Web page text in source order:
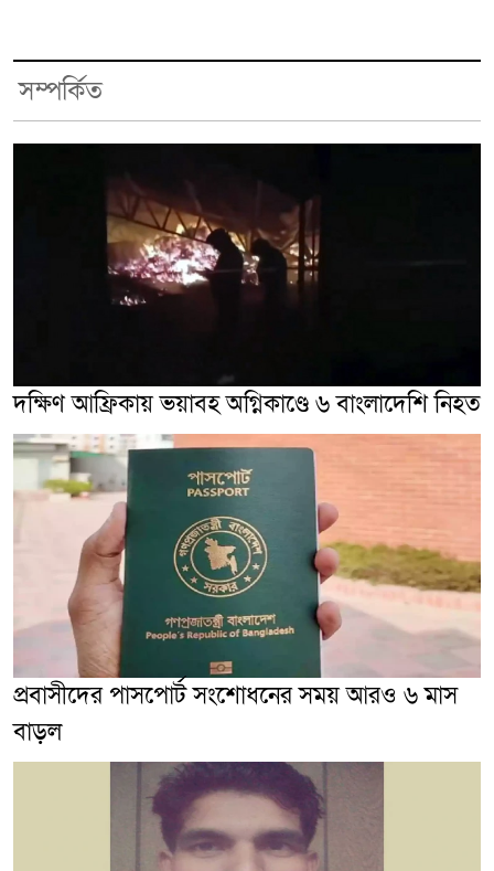
সম্পর্কিত
দক্ষিণ আফ্রিকায় ভয়াবহ অগ্নিকাণ্ডে ৬ বাংলাদেশি নিহত
প্রবাসীদের পাসপোর্ট সংশোধনের সময় আরও ৬ মাস
বাড়ল